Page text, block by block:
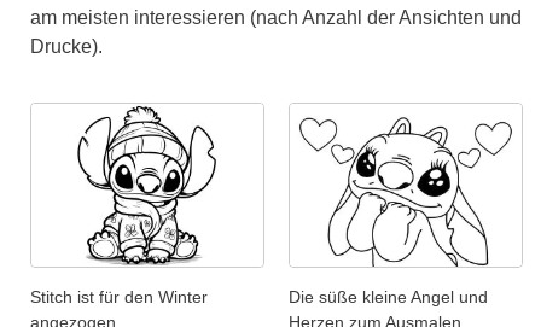
am meisten interessieren (nach Anzahl der Ansichten und
Drucke).
Stitch ist für den Winter
angezogen.
Die süße kleine Angel und
Herzen zum Ausmalen